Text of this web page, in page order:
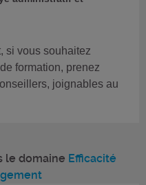
si vous souhaitez
formation, prenez
joignables au
le domaine Efficacité